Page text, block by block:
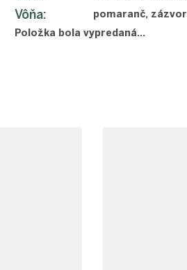
Vôňa:
pomaranč, zázvor
Položka bola vypredaná…